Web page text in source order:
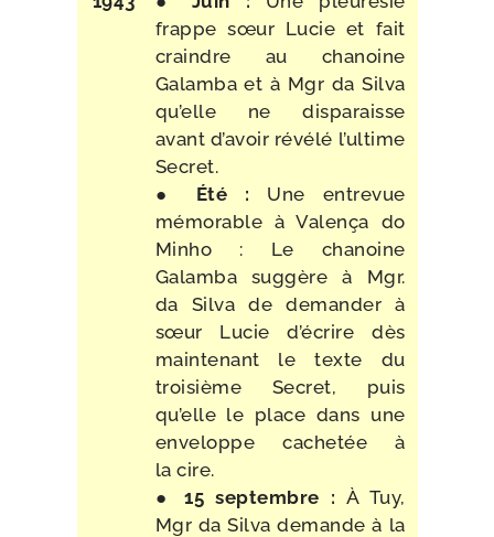
frappe sœur Lucie et fait
craindre au cha­noine
Galamba et à Mgr da Silva
qu’elle ne dis­pa­raisse
avant d’avoir révé­lé l’ultime
Secret.
● Été : Une entre­vue
mémo­rable à Valença do
Minho : Le cha­noine
Galamba sug­gère à Mgr.
da Silva de deman­der à
sœur Lucie d’é­crire dès
main­te­nant le texte du
troi­sième Secret, puis
qu’elle le place dans une
enve­loppe cache­tée à
la cire.
● 15 sep­tembre : À Tuy,
Mgr da Silva demande à la